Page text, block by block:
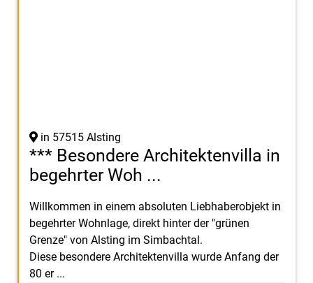
in 57515 Alsting
*** Besondere Architektenvilla in
begehrter Woh ...
Willkommen in einem absoluten Liebhaberobjekt in
begehrter Wohnlage, direkt hinter der "grünen
Grenze" von Alsting im Simbachtal.
Diese besondere Architektenvilla wurde Anfang der
80 er ...